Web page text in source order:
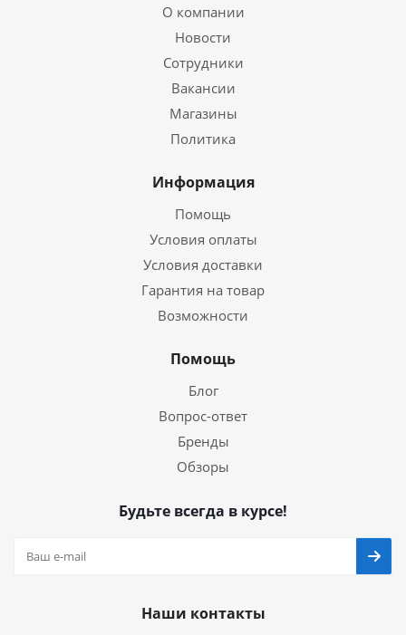
О компании
Новости
Сотрудники
Вакансии
Магазины
Политика
Информация
Помощь
Условия оплаты
Условия доставки
Гарантия на товар
Возможности
Помощь
Блог
Вопрос-ответ
Бренды
Обзоры
Будьте всегда в курсе!
Наши контакты